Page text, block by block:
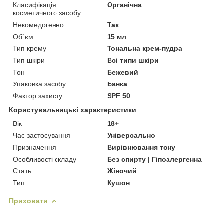
Класифікація
косметичного засобу
Органічна
Некомедогенно
Так
Об`єм
15 мл
Тип крему
Тональна крем-пудра
Тип шкіри
Всі типи шкіри
Тон
Бежевий
Упаковка засобу
Банка
Фактор захисту
SPF 50
Користувальницькі характеристики
Вік
18+
Час застосування
Універсально
Призначення
Вирівнювання тону
Особливості складу
Без спирту | Гіпоалергенна
Стать
Жіночий
Тип
Кушон
Приховати